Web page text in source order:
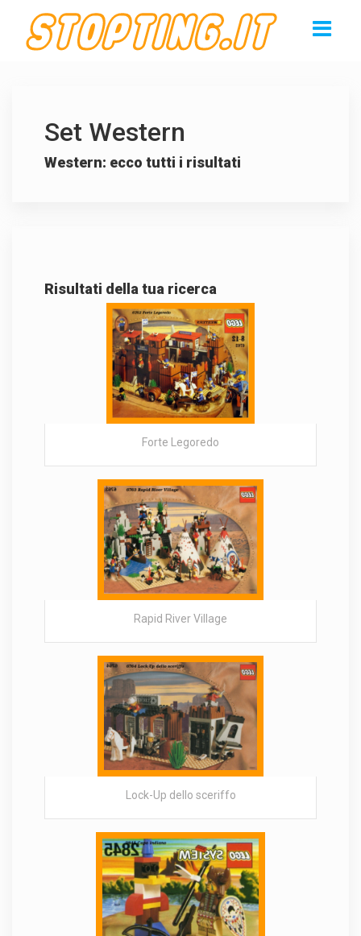
Set Western
Western: ecco tutti i risultati
Risultati della tua ricerca
Forte Legoredo
Rapid River Village
Lock-Up dello sceriffo